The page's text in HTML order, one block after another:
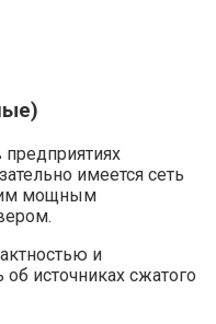
имеется сеть
мощным
и
источниках сжатого